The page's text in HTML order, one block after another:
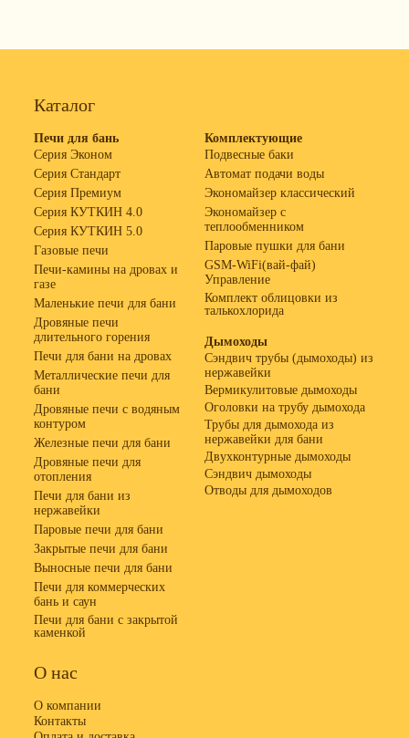
Каталог
Печи для бань
Серия Эконом
Серия Стандарт
Серия Премиум
Серия КУТКИН 4.0
Серия КУТКИН 5.0
Газовые печи
Печи-камины на дровах и
газе
Маленькие печи для бани
Дровяные печи
длительного горения
Печи для бани на дровах
Металлические печи для
бани
Дровяные печи с водяным
контуром
Железные печи для бани
Дровяные печи для
отопления
Печи для бани из
нержавейки
Паровые печи для бани
Закрытые печи для бани
Выносные печи для бани
Печи для коммерческих
бань и саун
Печи для бани с закрытой
каменкой
Комплектующие
Подвесные баки
Автомат подачи воды
Экономайзер классический
Экономайзер с
теплообменником
Паровые пушки для бани
GSM-WiFi(вай-фай)
Управление
Комплект облицовки из
талькохлорида
Дымоходы
Сэндвич трубы (дымоходы) из
нержавейки
Вермикулитовые дымоходы
Оголовки на трубу дымохода
Трубы для дымохода из
нержавейки для бани
Двухконтурные дымоходы
Сэндвич дымоходы
Отводы для дымоходов
О нас
О компании
Контакты